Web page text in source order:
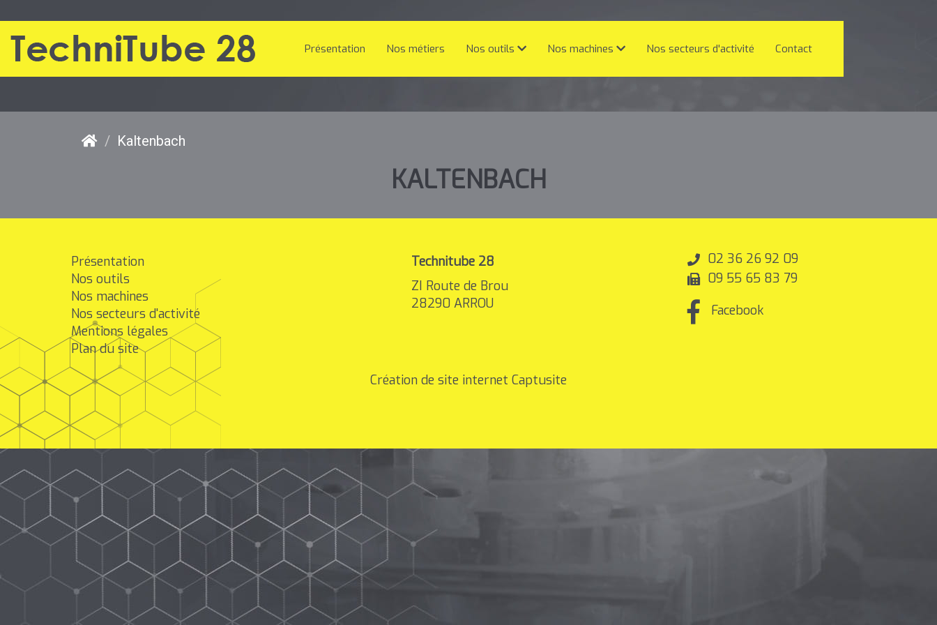
Présentation Nos métiers Nos outils Nos machines Nos secteurs d'activité Contact
Kaltenbach
KALTENBACH
Présentation
Nos outils
Nos machines
Nos secteurs d'activité
Mentions légales
Plan du site
Technitube 28
ZI Route de Brou
28290 ARROU
02 36 26 92 09
09 55 65 83 79
Facebook
Création de site internet Captusite